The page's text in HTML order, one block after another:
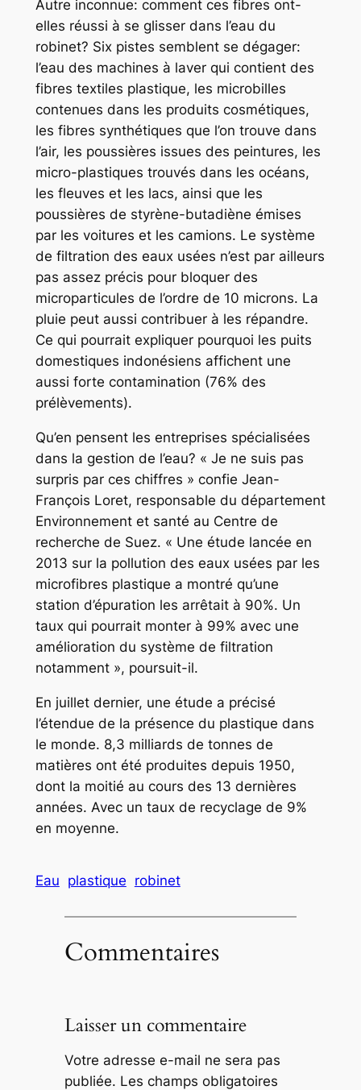
Autre inconnue: comment ces fibres ont-
elles réussi à se glisser dans l’eau du
robinet? Six pistes semblent se dégager:
l’eau des machines à laver qui contient des
fibres textiles plastique, les microbilles
contenues dans les produits cosmétiques,
les fibres synthétiques que l’on trouve dans
l’air, les poussières issues des peintures, les
micro-plastiques trouvés dans les océans,
les fleuves et les lacs, ainsi que les
poussières de styrène-butadiène émises
par les voitures et les camions. Le système
de filtration des eaux usées n’est par ailleurs
pas assez précis pour bloquer des
microparticules de l’ordre de 10 microns. La
pluie peut aussi contribuer à les répandre.
Ce qui pourrait expliquer pourquoi les puits
domestiques indonésiens affichent une
aussi forte contamination (76% des
prélèvements).
Qu’en pensent les entreprises spécialisées
dans la gestion de l’eau? « Je ne suis pas
surpris par ces chiffres » confie Jean-
François Loret, responsable du département
Environnement et santé au Centre de
recherche de Suez. « Une étude lancée en
2013 sur la pollution des eaux usées par les
microfibres plastique a montré qu’une
station d’épuration les arrêtait à 90%. Un
taux qui pourrait monter à 99% avec une
amélioration du système de filtration
notamment », poursuit-il.
En juillet dernier, une étude a précisé
l’étendue de la présence du plastique dans
le monde. 8,3 milliards de tonnes de
matières ont été produites depuis 1950,
dont la moitié au cours des 13 dernières
années. Avec un taux de recyclage de 9%
en moyenne.
Eau plastique robinet
Commentaires
Laisser un commentaire
Votre adresse e-mail ne sera pas
publiée. Les champs obligatoires